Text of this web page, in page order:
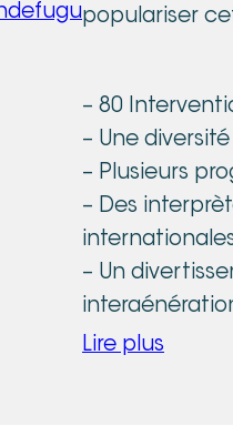
populariser
– 80
– Une
– Plusieurs
– Des
– Un
– 80 concerts
Lire plus